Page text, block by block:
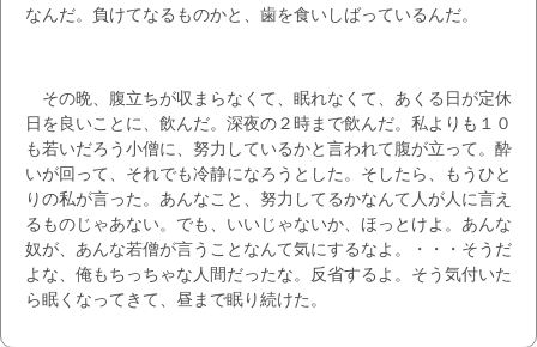
なんだ。負けてなるものかと、歯を食いしばっているんだ。
その晩、腹立ちが収まらなくて、眠れなくて、あくる日が定休
日を良いことに、飲んだ。深夜の２時まで飲んだ。私よりも１０
も若いだろう小僧に、努力しているかと言われて腹が立って。酔
いが回って、それでも冷静になろうとした。そしたら、もうひと
りの私が言った。あんなこと、努力してるかなんて人が人に言え
るものじゃあない。でも、いいじゃないか、ほっとけよ。あんな
奴が、あんな若僧が言うことなんて気にするなよ。・・・そうだ
よな、俺もちっちゃな人間だったな。反省するよ。そう気付いた
ら眠くなってきて、昼まで眠り続けた。